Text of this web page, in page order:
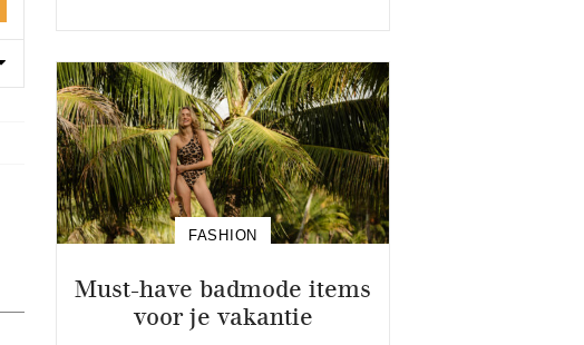
FASHION
Must-have badmode items
voor je vakantie